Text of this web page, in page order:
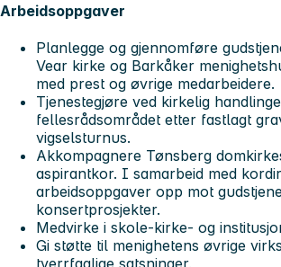
Arbeidsoppgaver
Planlegge og gjennomføre
Vear kirke og Barkåker
med prest og øvrige medarbeidere.
Tjenestegjøre ved kirkelig
fellesrådsområdet etter fastlagt
vigselsturnus.
Akkompagnere Tønsberg
aspirantkor. I samarbeid med
arbeidsoppgaver opp mot
konsertprosjekter.
Medvirke i skole-kirke- og
Gi støtte til menighetens øvrige